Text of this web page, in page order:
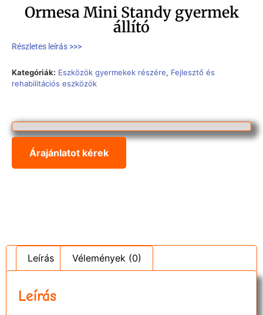
Ormesa Mini Standy gyermek
állító
Részletes leírás >>>
Kategóriák: Eszközök gyermekek részére, Fejlesztő és
rehabilitációs eszközök
Árajánlatot kérek
Leírás Vélemények (0)
Leírás